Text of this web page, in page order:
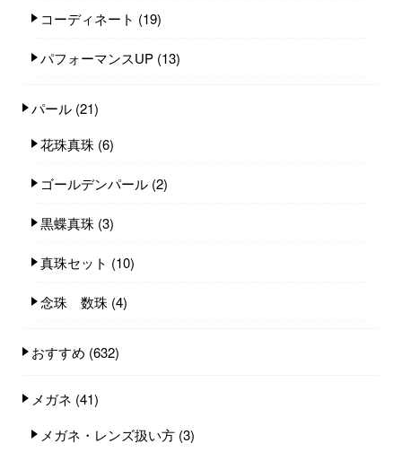
コーディネート (19)
パフォーマンスUP (13)
パール (21)
花珠真珠 (6)
ゴールデンパール (2)
黒蝶真珠 (3)
真珠セット (10)
念珠 数珠 (4)
おすすめ (632)
メガネ (41)
メガネ・レンズ扱い方 (3)